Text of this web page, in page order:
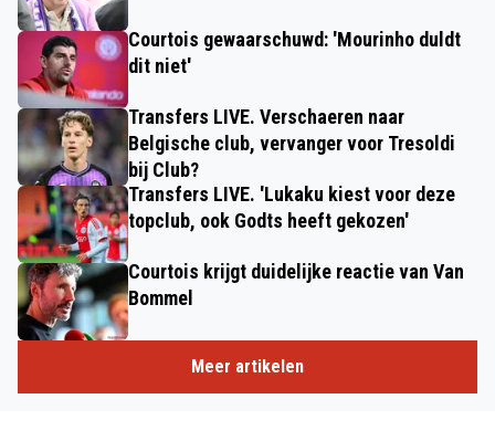
Courtois gewaarschuwd: 'Mourinho duldt
dit niet'
Transfers LIVE. Verschaeren naar
Belgische club, vervanger voor Tresoldi
bij Club?
Transfers LIVE. 'Lukaku kiest voor deze
topclub, ook Godts heeft gekozen'
Courtois krijgt duidelijke reactie van Van
Bommel
Meer artikelen